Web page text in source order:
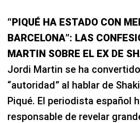
“PIQUÉ HA ESTADO CON
BARCELONA”: LAS
MARTIN SOBRE EL EX DE
Jordi Martin se ha
“autoridad” al hablar de
Piqué. El periodista español
responsable de revelar